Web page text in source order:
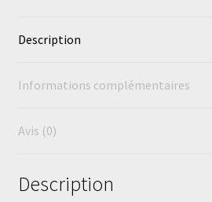
Description
Informations complémentaires
Avis (0)
Description